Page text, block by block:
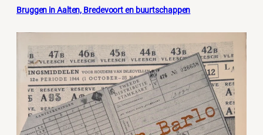
Bruggen in Aalten, Bredevoort en buurtschappen